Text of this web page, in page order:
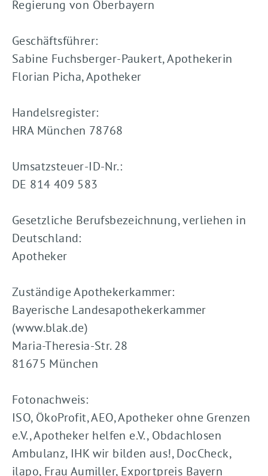
Regierung von Oberbayern
Geschäftsführer:
Sabine Fuchsberger-Paukert, Apothekerin
Florian Picha, Apotheker
Handelsregister:
HRA München 78768
Umsatzsteuer-ID-Nr.:
DE 814 409 583
Gesetzliche Berufsbezeichnung, verliehen in
Deutschland:
Apotheker
Zuständige Apothekerkammer:
Bayerische Landesapothekerkammer
(www.blak.de)
Maria-Theresia-Str. 28
81675 München
Fotonachweis:
ISO, ÖkoProfit, AEO, Apotheker ohne Grenzen
e.V., Apotheker helfen e.V., Obdachlosen
Ambulanz, IHK wir bilden aus!, DocCheck,
ilapo, Frau Aumiller, Exportpreis Bayern